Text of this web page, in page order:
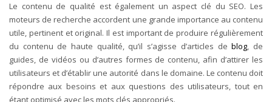
Le contenu de qualité est également un aspect clé du SEO. Les
moteurs de recherche accordent une grande importance au contenu
utile, pertinent et original. Il est important de produire régulièrement
du contenu de haute qualité, qu’il s’agisse d’articles deblog, de
guides, de vidéos ou d’autres formes de contenu, afin d’attirer les
utilisateurs et d’établir une autorité dans le domaine. Le contenu doit
répondre aux besoins et aux questions des utilisateurs, tout en
étant optimisé avec les mots clés appropriés.